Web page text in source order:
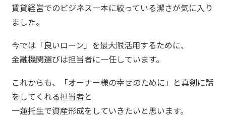
賃貸経営でのビジネス一本に絞っている潔さが気に入り
ました。
今では「良いローン」を最大限活用するために、
金融機関選びは担当者に一任しています。
これからも、「オーナー様の幸せのために」と真剣に話
をしてくれる担当者と
一蓮托生で資産形成をしていきたいと思います。